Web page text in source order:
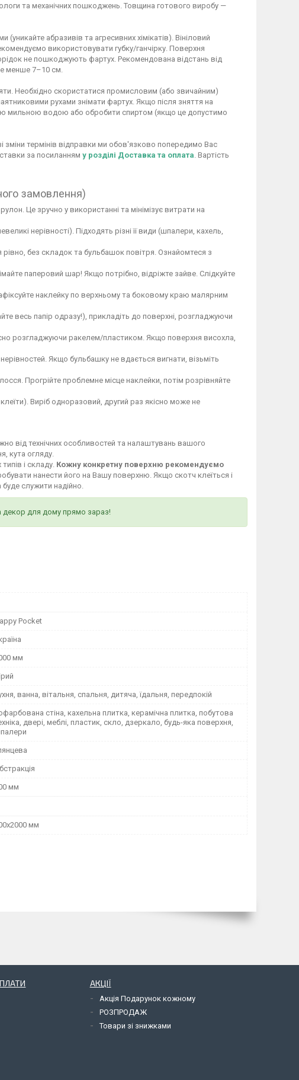
та механічних пошкоджень. Товщина готового виробу —
абразивів та агресивних хімікатів). Вініловий
використовувати губку/ганчірку. Поверхня
не пошкоджують фартух. Рекомендована відстань від
менше 7–10 см.
Необхідно скористатися промисловим (або звичайним)
рухами знімати фартух. Якщо після зняття на
мильною водою або обробити спиртом (якщо це допустимо
зміни термінів відправки ми обов'язково попередимо Вас
за посиланням у розділі Доставка та оплата . Вартість
замовлення)
Це зручно у використанні та мінімізує витрати на
нерівності). Підходять різні її види (шпалери, кахель,
без складок та бульбашок повітря. Ознайомтеся з
паперовий шар! Якщо потрібно, відріжте зайве. Слідкуйте
наклейку по верхньому та боковому краю малярним
весь папір одразу!), прикладіть до поверхні, розгладжуючи
розгладжуючи ракелем/пластиком. Якщо поверхня висохла,
Якщо бульбашку не вдається вигнати, візьміть
Прогрійте проблемне місце наклейки, потім розрівняйте
Виріб одноразовий, другий раз якісно може не
від технічних особливостей та налаштувань вашого
кута огляду.
і складу. Кожну конкретну поверхню рекомендуємо
нанести його на Вашу поверхню. Якщо скотч клеїться і
служити надійно.
декор для дому прямо зараз!
Pocket
мм
ванна, вітальня, спальня, дитяча, їдальня, передпокій
стіна, кахельна плитка, керамічна плитка, побутова
двері, меблі, пластик, скло, дзеркало, будь-яка поверхня,
мм
мм
АКЦІЇ
Акція Подарунок кожному
РОЗПРОДАЖ
Товари зі знижками